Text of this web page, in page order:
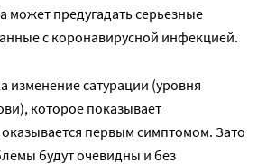
может предугадать серьезные
с коронавирусной инфекцией.
изменение сатурации (уровня
которое показывает
первым симптомом. Зато
будут очевидны и без